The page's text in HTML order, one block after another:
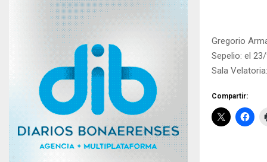
Gregorio
Sepelio: el
Sala
Compartir: